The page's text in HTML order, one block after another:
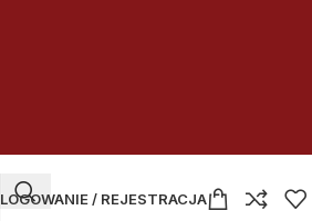
LOGOWANIE / REJESTRACJA